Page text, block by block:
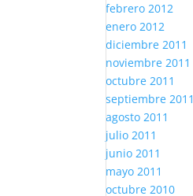
febrero 2012
enero 2012
diciembre 2011
noviembre 2011
octubre 2011
septiembre 2011
agosto 2011
julio 2011
junio 2011
mayo 2011
octubre 2010